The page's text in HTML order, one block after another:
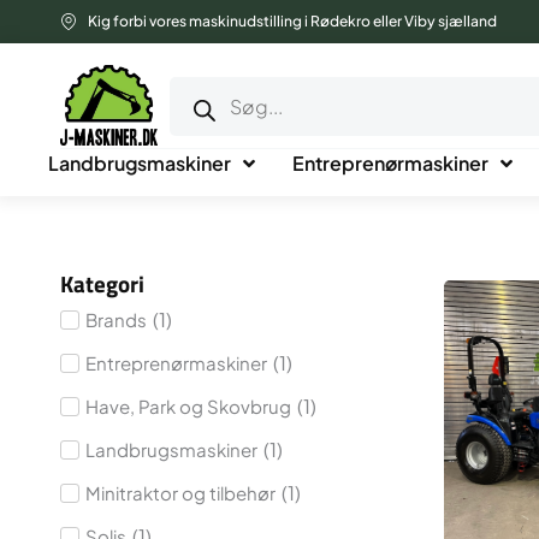
til
indholdet
Kig forbi vores maskinudstilling i Rødekro eller Viby sjælland
Landbrugsmaskiner Entreprenørmaskiner
Kategori
Brands (1)
Entreprenørmaskiner (1)
Have, Park og Skovbrug (1)
Landbrugsmaskiner (1)
Minitraktor og tilbehør (1)